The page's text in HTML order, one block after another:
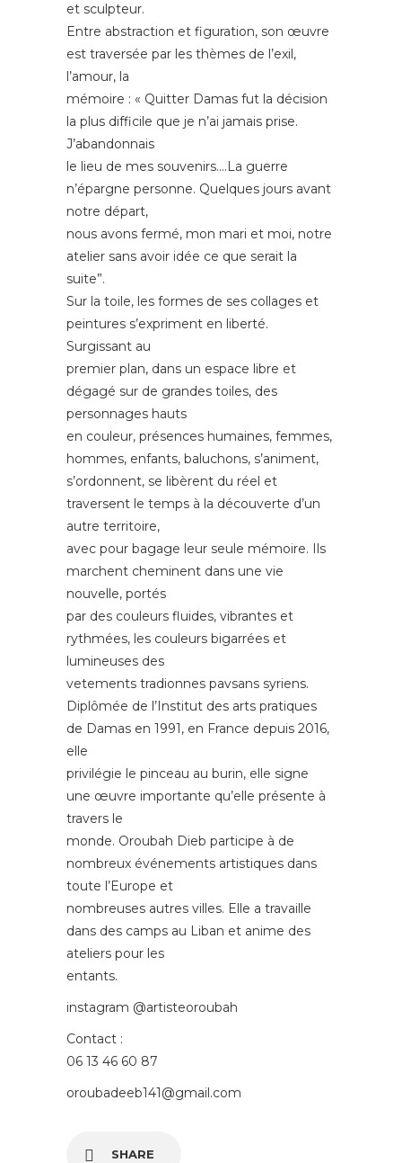
et sculpteur.
Entre abstraction et figuration, son œuvre
est traversée par les thèmes de l’exil,
l’amour, la
mémoire : « Quitter Damas fut la décision
la plus difficile que je n’ai jamais prise.
J’abandonnais
le lieu de mes souvenirs….La guerre
n’épargne personne. Quelques jours avant
notre départ,
nous avons fermé, mon mari et moi, notre
atelier sans avoir idée ce que serait la
suite”.
Sur la toile, les formes de ses collages et
peintures s’expriment en liberté.
Surgissant au
premier plan, dans un espace libre et
dégagé sur de grandes toiles, des
personnages hauts
en couleur, présences humaines, femmes,
hommes, enfants, baluchons, s’animent,
s’ordonnent, se libèrent du réel et
traversent le temps à la découverte d’un
autre territoire,
avec pour bagage leur seule mémoire. Ils
marchent cheminent dans une vie
nouvelle, portés
par des couleurs fluides, vibrantes et
rythmées, les couleurs bigarrées et
lumineuses des
vetements tradionnes pavsans syriens.
Diplômée de l’Institut des arts pratiques
de Damas en 1991, en France depuis 2016,
elle
privilégie le pinceau au burin, elle signe
une œuvre importante qu’elle présente à
travers le
monde. Oroubah Dieb participe à de
nombreux événements artistiques dans
toute l’Europe et
nombreuses autres villes. Elle a travaille
dans des camps au Liban et anime des
ateliers pour les
entants.
instagram @artisteoroubah
Contact :
06 13 46 60 87
oroubadeeb141@gmail.com
SHARE